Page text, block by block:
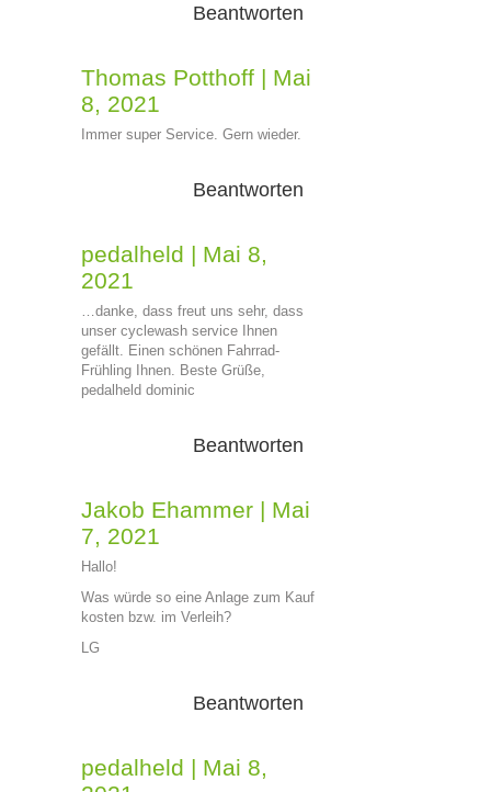
Beantworten
Thomas Potthoff | Mai
8, 2021
Immer super Service. Gern wieder.
Beantworten
pedalheld | Mai 8,
2021
…danke, dass freut uns sehr, dass
unser cyclewash service Ihnen
gefällt. Einen schönen Fahrrad-
Frühling Ihnen. Beste Grüße,
pedalheld dominic
Beantworten
Jakob Ehammer | Mai
7, 2021
Hallo!
Was würde so eine Anlage zum Kauf
kosten bzw. im Verleih?
LG
Beantworten
pedalheld | Mai 8,